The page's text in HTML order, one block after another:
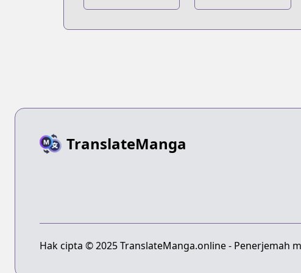
no Gilbert Caucus Race
TranslateManga
Hak cipta © 2025 TranslateManga.online - Penerjemah